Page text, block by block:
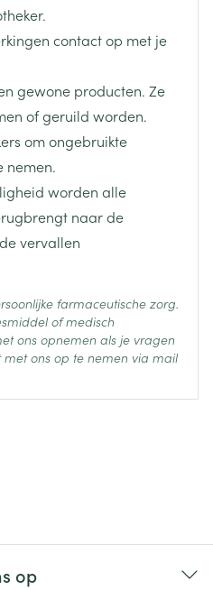
(15°C - 25°C)
contact op met je
gewone producten. Ze
of geruild worden.
om ongebruikte
nemen.
worden alle
naar de
vervallen
farmaceutische zorg.
of medisch
ons opnemen als je vragen
ons op te nemen via mail
op